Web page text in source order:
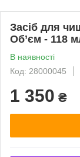
Засіб для
Об’єм - 118
В наявності
Код: 28000045
1 350 ₴